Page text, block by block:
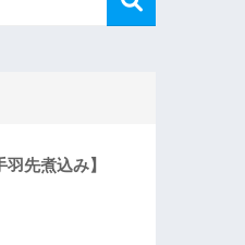
先煮込み】